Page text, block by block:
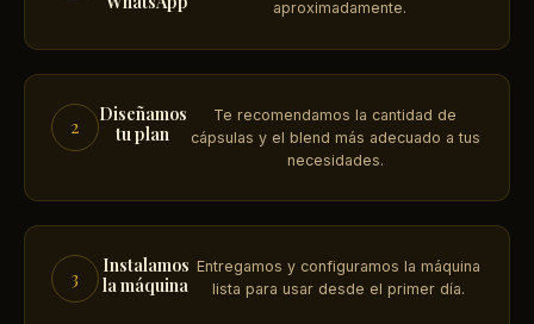
aproximadamente.
2
Diseñamos
tu plan
Te recomendamos la cantidad de
cápsulas y el blend más adecuado a tus
necesidades.
3
Instalamos
la máquina
Entregamos y configuramos la máquina
lista para usar desde el primer día.